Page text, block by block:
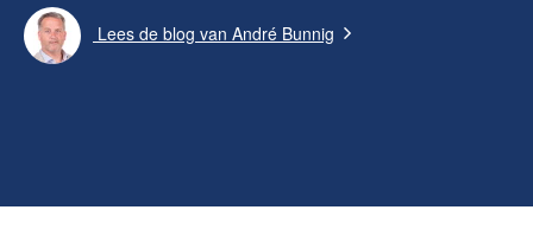
Lees de blog van André Bunnig